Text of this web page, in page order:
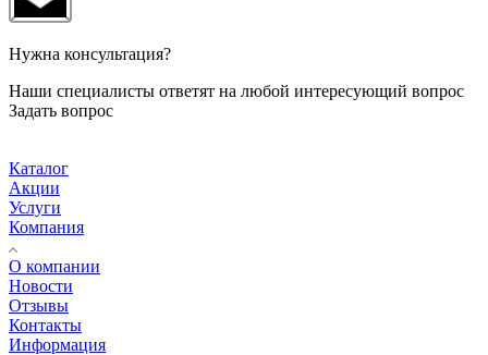
Нужна консультация?
Наши специалисты ответят на любой интересующий вопрос
Задать вопрос
Каталог
Акции
Услуги
Компания
О компании
Новости
Отзывы
Контакты
Информация